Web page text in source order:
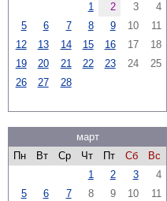
1
2 3
4
5
6 7 8 9 10
11
12
13 14 15 16 17
18
19
20 21 22 23 24
25
26
27 28
март
Пн
Вт Ср Чт Пт Сб
Вс
1
2 3
4
5
6 7 8 9 10
11